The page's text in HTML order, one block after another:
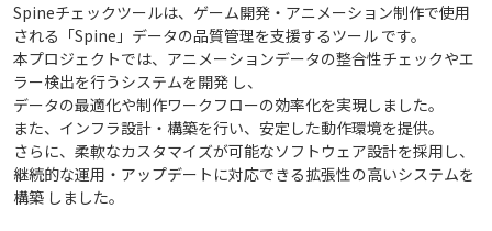
Spineチェックツールは、ゲーム開発・アニメーション制作で使用
される「Spine」データの品質管理を支援するツール です。
本プロジェクトでは、アニメーションデータの整合性チェックやエ
ラー検出を行うシステムを開発 し、
データの最適化や制作ワークフローの効率化を実現しました。
また、インフラ設計・構築を行い、安定した動作環境を提供。
さらに、柔軟なカスタマイズが可能なソフトウェア設計を採用し、
継続的な運用・アップデートに対応できる拡張性の高いシステムを
構築 しました。